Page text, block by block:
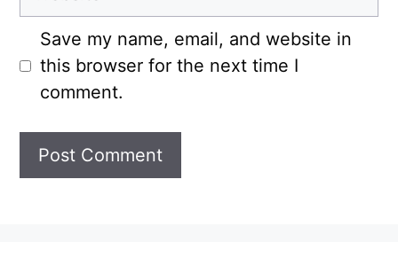
Save my name, email, and website in
this browser for the next time I
comment.